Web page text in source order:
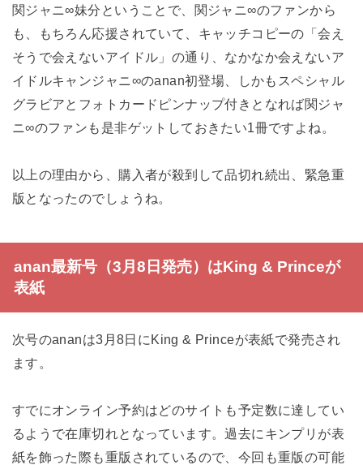
関ジャニ∞妹分ということで、関ジャニ∞のファンから
も、もちろん応援されていて、キャッチコピーの「会え
そうで会えないアイドル」の通り、なかなか会えないア
イドルキャンジャニ∞のanan初登場、しかもスペシャル
グラビアとフォトカードピンナップ付きとなれば関ジャ
ニ∞のファンも是非ゲットしておきたい1冊ですよね。
以上の理由から、購入者が殺到して品切れ続出、緊急重
版となったのでしょうね。
anan最新号（3月8日発売）はKing & Princeが
表紙
次号のananは3月8日にKing & Princeが表紙で発売され
ます。
すでにオンライン予約はどのサイトも予定数に達してい
るようで在庫切れとなっています。過去にキンプリが表
紙を飾った際も重版されているので、今回も重版の可能